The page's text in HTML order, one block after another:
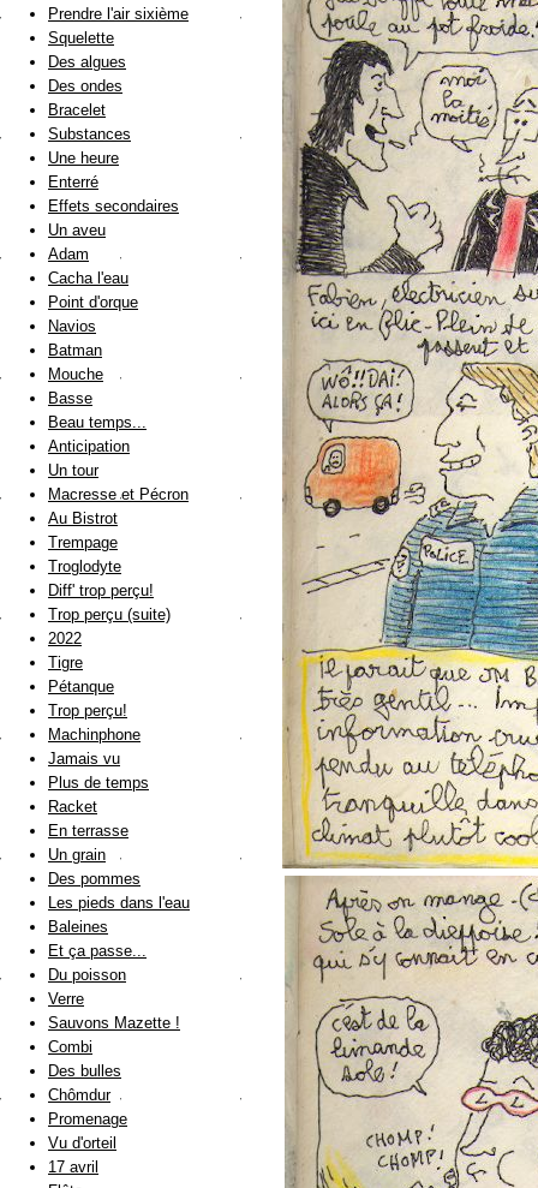
Prendre l'air sixième
Squelette
Des algues
Des ondes
Bracelet
Substances
Une heure
Enterré
Effets secondaires
Un aveu
Adam
Cacha l'eau
Point d'orque
Navios
Batman
Mouche
Basse
Beau temps...
Anticipation
Un tour
Macresse et Pécron
Au Bistrot
Trempage
Troglodyte
Diff' trop perçu!
Trop perçu (suite)
2022
Tigre
Pétanque
Trop perçu!
Machinphone
Jamais vu
Plus de temps
Racket
En terrasse
Un grain
Des pommes
Les pieds dans l'eau
Baleines
Et ça passe...
Du poisson
Verre
Sauvons Mazette !
Combi
Des bulles
Chômdur
Promenage
Vu d'orteil
17 avril